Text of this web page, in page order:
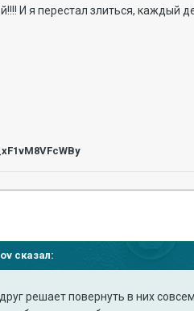
И я перестал злиться, каждый
сказал:
решает повернуть в них